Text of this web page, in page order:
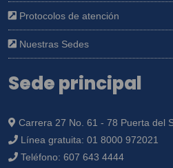
Protocolos de atención
Nuestras Sedes
Sede principal
Carrera 27 No. 61 - 78 Puerta del
Línea gratuita: 01 8000 972021
Teléfono: 607 643 4444